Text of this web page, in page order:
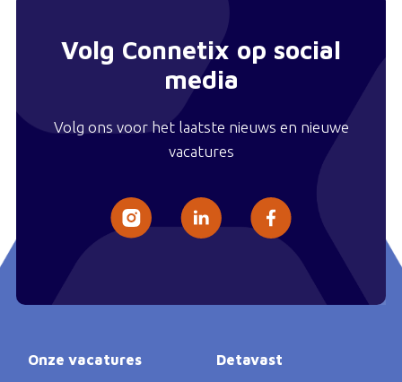
Volg Connetix op social
media
Volg ons voor het laatste nieuws en nieuwe
vacatures
Onze vacatures Detavast